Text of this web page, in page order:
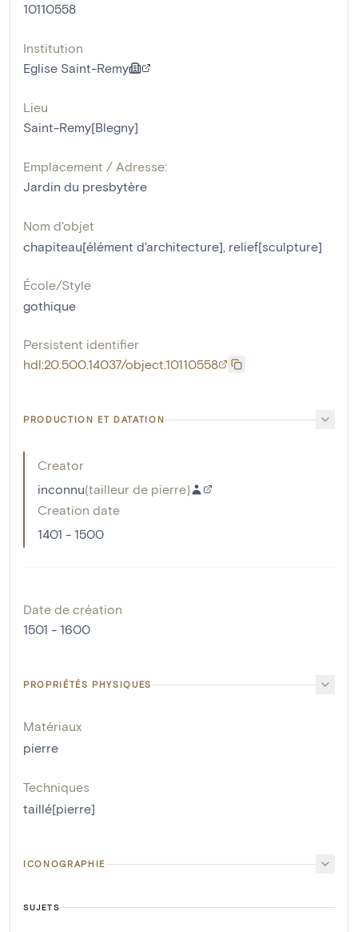
10110558
Institution
Eglise Saint-Remy
Lieu
Saint-Remy[Blegny]
Emplacement / Adresse:
Jardin du presbytère
Nom d'objet
chapiteau[élément d'architecture], relief[sculpture]
École/Style
gothique
Persistent identifier
hdl:20.500.14037/object.10110558
PRODUCTION ET DATATION
Creator
inconnu(tailleur de pierre)
Creation date
1401 - 1500
Date de création
1501 - 1600
PROPRIÉTÉS PHYSIQUES
Matériaux
pierre
Techniques
taillé[pierre]
ICONOGRAPHIE
SUJETS